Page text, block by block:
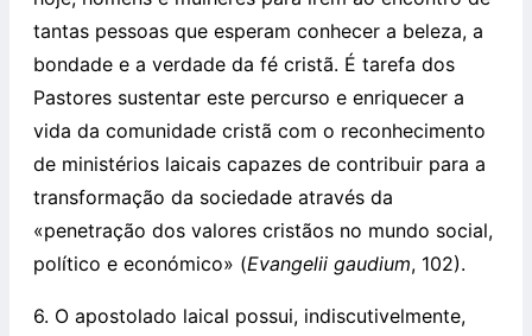
tantas pessoas que esperam conhecer a beleza, a
bondade e a verdade da fé cristã. É tarefa dos
Pastores sustentar este percurso e enriquecer a
vida da comunidade cristã com o reconhecimento
de ministérios laicais capazes de contribuir para a
transformação da sociedade através da
«penetração dos valores cristãos no mundo social,
político e económico» (Evangelii gaudium, 102).
6. O apostolado laical possui, indiscutivelmente,